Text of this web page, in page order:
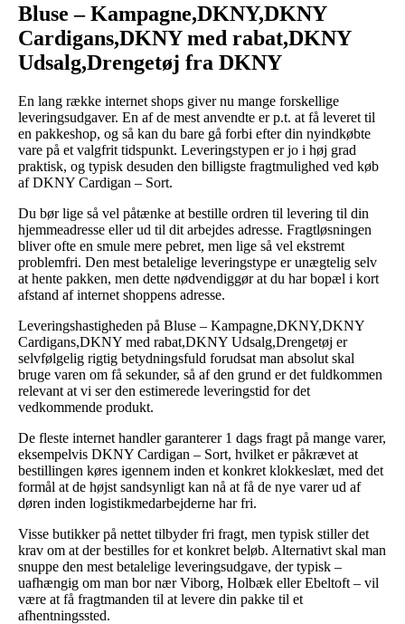
Bluse – Kampagne,DKNY,DKNY
Cardigans,DKNY med rabat,DKNY
Udsalg,Drengetøj fra DKNY
En lang række internet shops giver nu mange forskellige
leveringsudgaver. En af de mest anvendte er p.t. at få leveret til
en pakkeshop, og så kan du bare gå forbi efter din nyindkøbte
vare på et valgfrit tidspunkt. Leveringstypen er jo i høj grad
praktisk, og typisk desuden den billigste fragtmulighed ved køb
af DKNY Cardigan – Sort.
Du bør lige så vel påtænke at bestille ordren til levering til din
hjemmeadresse eller ud til dit arbejdes adresse. Fragtløsningen
bliver ofte en smule mere pebret, men lige så vel ekstremt
problemfri. Den mest betalelige leveringstype er unægtelig selv
at hente pakken, men dette nødvendiggør at du har bopæl i kort
afstand af internet shoppens adresse.
Leveringshastigheden på Bluse – Kampagne,DKNY,DKNY
Cardigans,DKNY med rabat,DKNY Udsalg,Drengetøj er
selvfølgelig rigtig betydningsfuld forudsat man absolut skal
bruge varen om få sekunder, så af den grund er det fuldkommen
relevant at vi ser den estimerede leveringstid for det
vedkommende produkt.
De fleste internet handler garanterer 1 dags fragt på mange varer,
eksempelvis DKNY Cardigan – Sort, hvilket er påkrævet at
bestillingen køres igennem inden et konkret klokkeslæt, med det
formål at de højst sandsynligt kan nå at få de nye varer ud af
døren inden logistikmedarbejderne har fri.
Visse butikker på nettet tilbyder fri fragt, men typisk stiller det
krav om at der bestilles for et konkret beløb. Alternativt skal man
snuppe den mest betalelige leveringsudgave, der typisk –
uafhængig om man bor nær Viborg, Holbæk eller Ebeltoft – vil
være at få fragtmanden til at levere din pakke til et
afhentningssted.